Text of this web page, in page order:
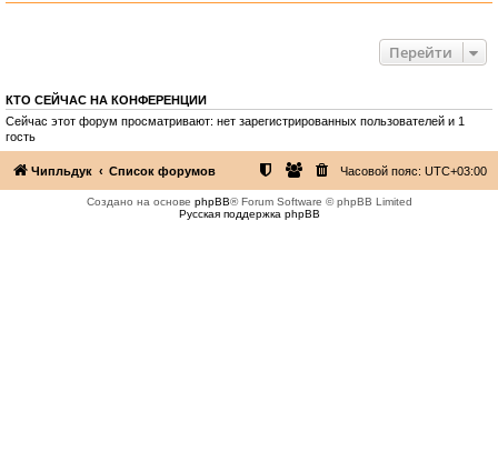
Перейти
КТО СЕЙЧАС НА КОНФЕРЕНЦИИ
Сейчас этот форум просматривают: нет зарегистрированных пользователей и 1
гость
Чипльдук Список форумов Часовой пояс: UTC+03:00
Создано на основе phpBB® Forum Software © phpBB Limited
Русская поддержка phpBB